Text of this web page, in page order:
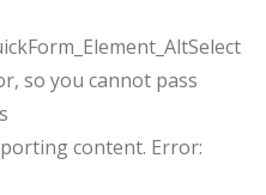
so you cannot pass
content. Error: